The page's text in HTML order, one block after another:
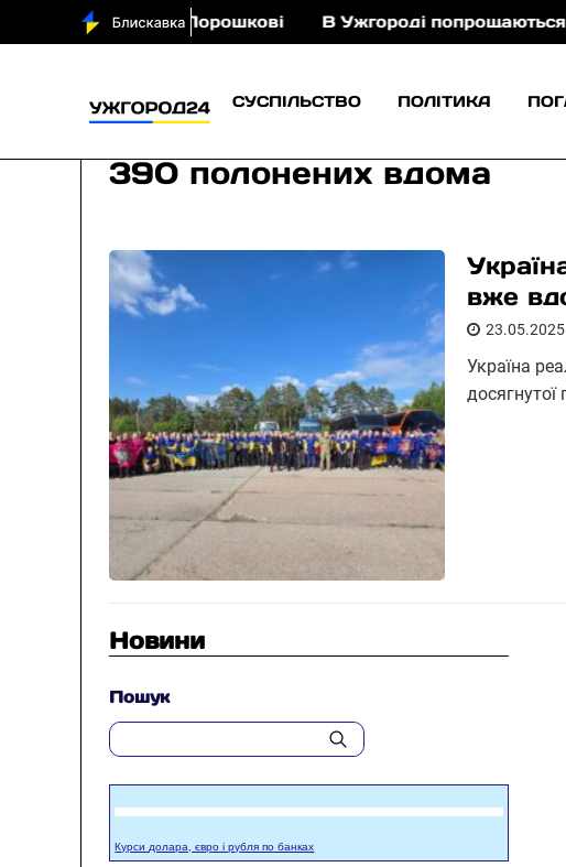
кіньми у Порошкові В Ужгороді попрощаються із
СУСПІЛЬСТВО ПОЛІТИКА
390 полонених вдома
вже
23.05.2025
Україна
досягнутої
Новини
Пошук
Курси долара, євро і рубля по банках